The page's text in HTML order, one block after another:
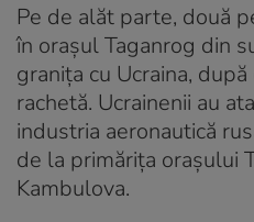
Pe de alăt parte, două
în oraşul Taganrog din
graniţa cu Ucraina,
rachetă. Ucrainenii au
industria aeronautică
de la primărița oraşului
Kambulova.